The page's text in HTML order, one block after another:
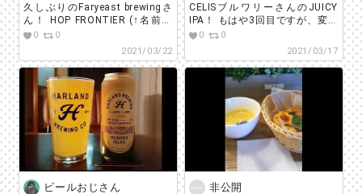
久しぶりのFaryeast brewingさ
ん！ HOP FRONTIER (↑名前か
っこいい) 最新のホップ理論に
基づいて「香気成分」を最大に
引き出したJUICY IPA、とのこ
と！ これはうんまい！！ 苦味も
ソフトで程良い！
#beerstagram #sakestagram
#beer #craftbeer #beerlover #ビ
ール #faryeastbrewing #クラフ
トビール #ビアスタグラム #飲
酒タグラム #宅飲み #家飲み #
ビール好きな人と繋がりたい #
ビールで明日を幸せに #ビール
うまい
0
0
2021/03/22
CELISブルワリーさんのJUICY
IPA！ もはや3回目ですが、変わ
らずめちゃ旨(^^) 名前の通りジ
ューシーです(^-^)v
#beerstagram #sakestagram
#beer #craftbeer #beerlover #ビ
ール #セリスブルワリー
#celisbrewery #クラフトビール
#ビアスタグラム #飲酒タグラム
#宅飲み #家飲み #ビール好きな
人と繋がりたい #ビールで明日
を幸せに #ビールうまい
0
0
2021/03/17
ビールおじさん 非公開